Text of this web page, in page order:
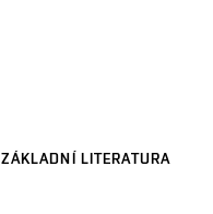
ZÁKLADNÍ LITERATURA